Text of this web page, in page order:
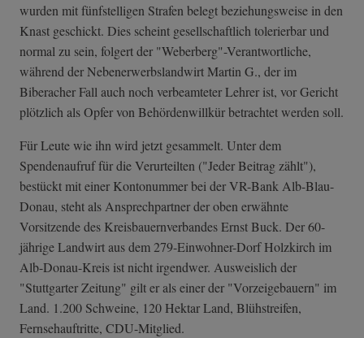
wurden mit fünfstelligen Strafen belegt beziehungsweise in den
Knast geschickt. Dies scheint gesellschaftlich tolerierbar und
normal zu sein, folgert der "Weberberg"-Verantwortliche,
während der Nebenerwerbslandwirt Martin G., der im
Biberacher Fall auch noch verbeamteter Lehrer ist, vor Gericht
plötzlich als Opfer von Behördenwillkür betrachtet werden soll.
Für Leute wie ihn wird jetzt gesammelt. Unter dem
Spendenaufruf für die Verurteilten ("Jeder Beitrag zählt"),
bestückt mit einer Kontonummer bei der VR-Bank Alb-Blau-
Donau, steht als Ansprechpartner der oben erwähnte
Vorsitzende des Kreisbauernverbandes Ernst Buck. Der 60-
jährige Landwirt aus dem 279-Einwohner-Dorf Holzkirch im
Alb-Donau-Kreis ist nicht irgendwer. Ausweislich der
"Stuttgarter Zeitung" gilt er als einer der "Vorzeigebauern" im
Land. 1.200 Schweine, 120 Hektar Land, Blühstreifen,
Fernsehauftritte, CDU-Mitglied.